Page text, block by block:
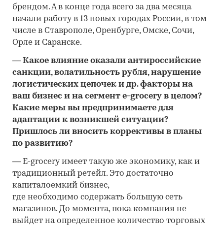
брендом. А в конце года всего за два месяца
начали работу в 13 новых городах России, в том
числе в Ставрополе, Оренбурге, Омске, Сочи,
Орле и Саранске.
― Какое влияние оказали антироссийские
санкции, волатильность рубля, нарушение
логистических цепочек и др. факторы на
ваш бизнес и на сегмент e-grocery в целом?
Какие меры вы предпринимаете для
адаптации к возникшей ситуации?
Пришлось ли вносить коррективы в планы
по развитию?
― E-grocery имеет такую же экономику, как и
традиционный ретейл. Это достаточно
капиталоемкий бизнес,
где необходимо содержать большую сеть
магазинов. До момента, пока компания не
выйдет на определенное количество торговых